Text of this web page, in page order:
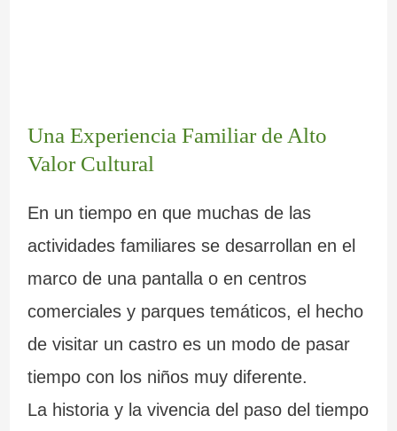
Una Experiencia Familiar de Alto
Valor Cultural
En un tiempo en que muchas de las
actividades familiares se desarrollan en el
marco de una pantalla o en centros
comerciales y parques temáticos, el hecho
de visitar un castro es un modo de pasar
tiempo con los niños muy diferente.
La historia y la vivencia del paso del tiempo